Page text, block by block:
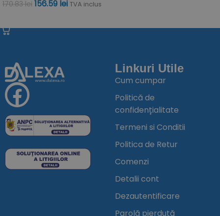
170.83lei 156.59 lei TVA inclus
Linkuri Utile
Cum cumpar
Politică de
confidențialitate
Termeni si Conditii
Politica de Retur
Comenzi
Detalii cont
Dezautentificare
Parolă pierdută